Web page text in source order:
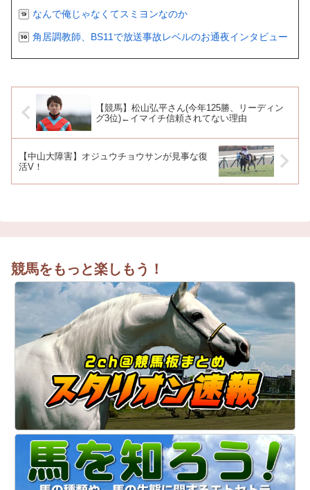
なんで俺じゃなくてスミヨンなのか
角居調教師、BS11で放送事故レベルのお通夜インタビュー
【競馬】松山弘平さん(今年125勝、リーディン
グ3位)←イマイチ信頼されてない理由
【中山大障害】オジュウチョウサンが見事な復
活V！
競馬をもっと楽しもう！